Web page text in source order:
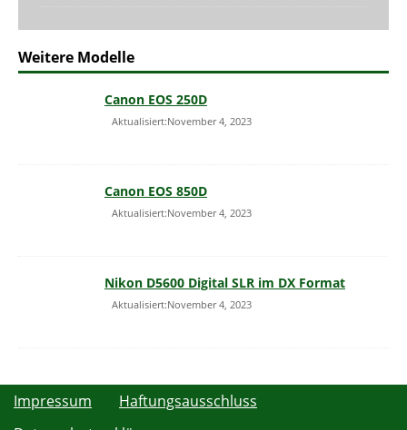
Weitere Modelle
Canon EOS 250D
Aktualisiert:November 4, 2023
Canon EOS 850D
Aktualisiert:November 4, 2023
Nikon D5600 Digital SLR im DX Format
Aktualisiert:November 4, 2023
Impressum
Haftungsausschluss